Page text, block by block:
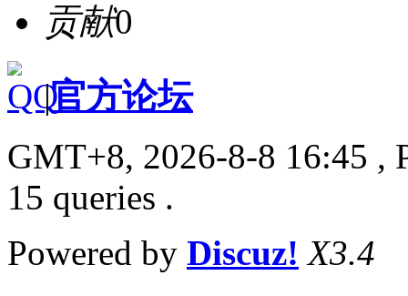
贡献0
|官方论坛
GMT+8, 2026-8-8 16:45 ,
15 queries .
Powered by Discuz! X3.4